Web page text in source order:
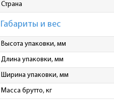
Страна
Габариты и вес
Высота упаковки, мм
Длина упаковки, мм
Ширина упаковки, мм
Масса брутто, кг